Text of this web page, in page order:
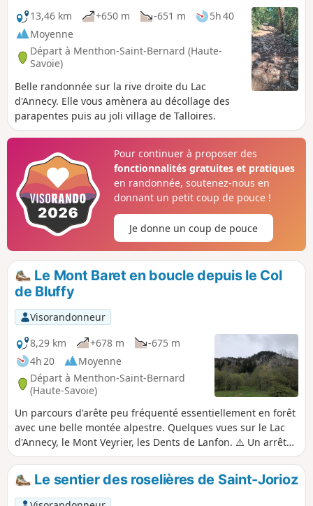
13,46 km
+650 m -651 m
5h 40
Moyenne
Départ à Menthon-Saint-Bernard (Haute-
Savoie)
Belle randonnée sur la rive droite du Lac
d'Annecy. Elle vous amènera au décollage des
parapentes puis au joli village de Talloires.
Pour continuer à proposer des
fonctionnalités gratuites et pratiques
en randonnée, soutenez-nous en
donnant un petit coup de pouce !
Je donne un coup de pouce
Le Mont Baret en boucle depuis le Col
de Bluffy
Visorandonneur
8,29 km
+678 m
-675 m
4h 20
Moyenne
Départ à Menthon-Saint-Bernard
(Haute-Savoie)
Un parcours d'arête peu fréquenté essentiellement en forêt
avec une belle montée alpestre. Quelques vues sur le Lac
d'Annecy, le Mont Veyrier, les Dents de Lanfon. ⚠️ Un arrêté
pris par les communes d’Annecy et de Veyrier-du-Lac
interdit l'accès aux véhicules motorisés d’accéder au Col des
Contrebandiers et au Pré Vernet.
Le sentier des roselières de Saint-Jorioz